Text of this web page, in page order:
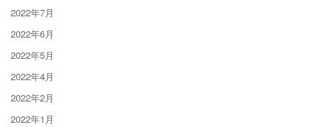
2022年7月
2022年6月
2022年5月
2022年4月
2022年2月
2022年1月